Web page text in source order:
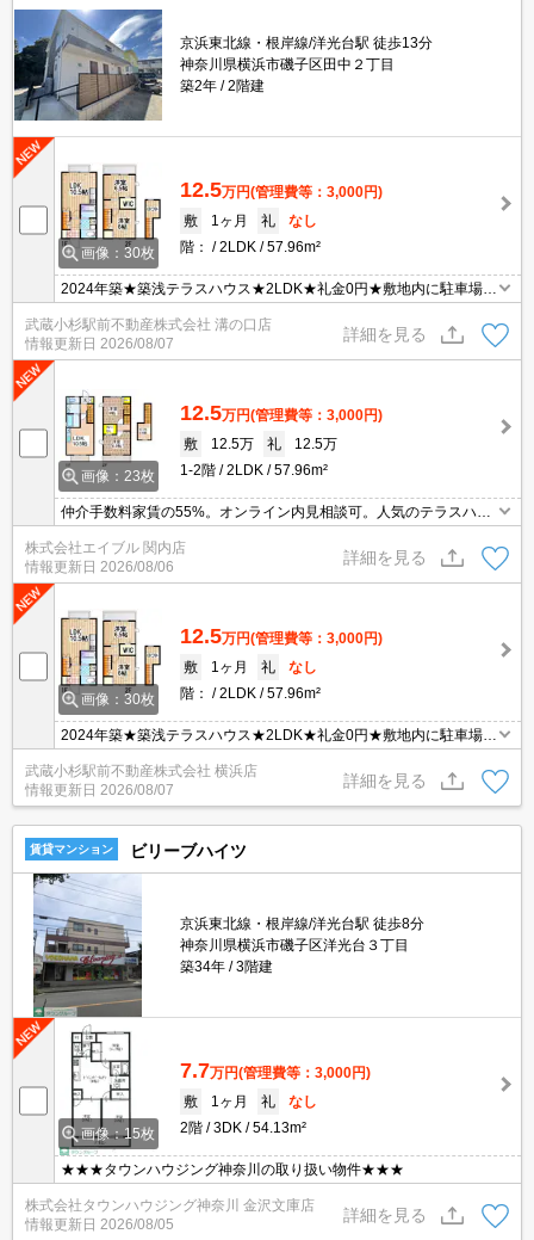
京浜東北線・根岸線/洋光台駅 徒歩13分
神奈川県横浜市磯子区田中２丁目
築2年
2階建
画像：30枚
12.5万円(管理費等：3,000円)
敷
1ヶ月 礼
なし
階：
2LDK 57.96m²
2024年築★築浅テラスハウス★2LDK★礼金0円★敷地内に駐車場あ
ります（空きあり・有料1.1万円）★初期費用を抑えてお探しの方に
オススメ★エアコン3基
武蔵小杉駅前不動産株式会社 溝の口店
情報更新日 2026/08/07
詳細を見る
画像：23枚
12.5万円(管理費等：3,000円)
敷
12.5万 礼
12.5万
1-2階
2LDK 57.96m²
仲介手数料家賃の55%。オンライン内見相談可。人気のテラスハウ
ス。契約金・家賃キャッシュレス決済対応（条件あり）。ケーブル
テレビ対応(J:COM)。最新の空室状況はお気軽にお問い合わせ下さ
い。
株式会社エイブル 関内店
情報更新日 2026/08/06
詳細を見る
画像：30枚
12.5万円(管理費等：3,000円)
敷
1ヶ月 礼
なし
階：
2LDK 57.96m²
2024年築★築浅テラスハウス★2LDK★礼金0円★敷地内に駐車場あ
ります（空きあり・有料1.1万円）★初期費用を抑えてお探しの方に
オススメ★エアコン3基
武蔵小杉駅前不動産株式会社 横浜店
情報更新日 2026/08/07
詳細を見る
賃貸マンション ビリーブハイツ
京浜東北線・根岸線/洋光台駅 徒歩8分
神奈川県横浜市磯子区洋光台３丁目
築34年
3階建
画像：15枚
7.7万円(管理費等：3,000円)
敷
1ヶ月 礼
なし
2階
3DK 54.13m²
★★★タウンハウジング神奈川の取り扱い物件★★★
株式会社タウンハウジング神奈川 金沢文庫店
情報更新日 2026/08/05
詳細を見る